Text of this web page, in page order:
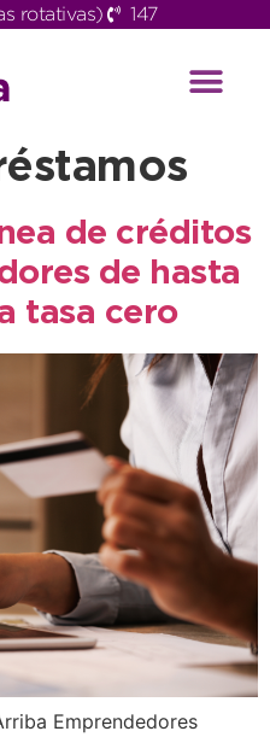
rotativas) 147
de créditos
de hasta
tasa cero
Emprendedores